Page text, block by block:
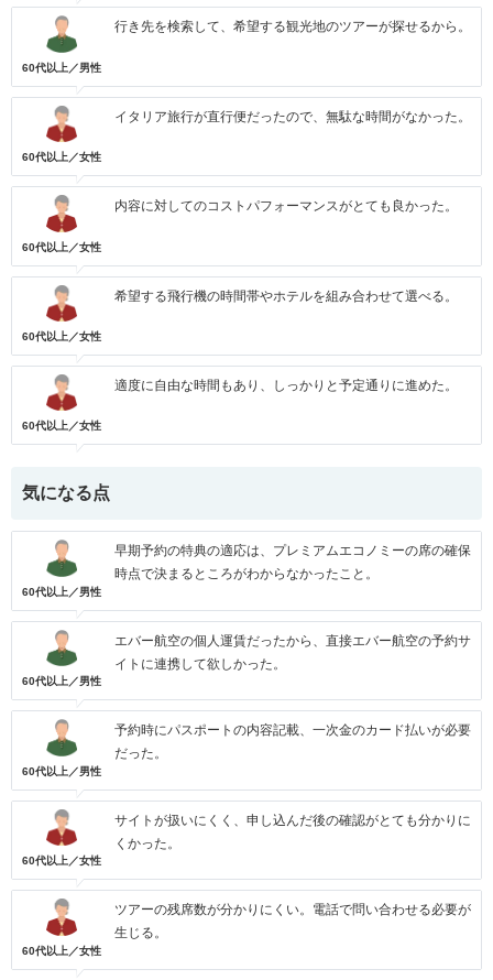
60代以上／男性
行き先を検索して、希望する観光地のツアーが探せるから。
60代以上／女性
イタリア旅行が直行便だったので、無駄な時間がなかった。
60代以上／女性
内容に対してのコストパフォーマンスがとても良かった。
60代以上／女性
希望する飛行機の時間帯やホテルを組み合わせて選べる。
60代以上／女性
適度に自由な時間もあり、しっかりと予定通りに進めた。
気になる点
60代以上／男性
早期予約の特典の適応は、プレミアムエコノミーの席の確保
時点で決まるところがわからなかったこと。
60代以上／男性
エバー航空の個人運賃だったから、直接エバー航空の予約サ
イトに連携して欲しかった。
60代以上／男性
予約時にパスポートの内容記載、一次金のカード払いが必要
だった。
60代以上／女性
サイトが扱いにくく、申し込んだ後の確認がとても分かりに
くかった。
60代以上／女性
ツアーの残席数が分かりにくい。電話で問い合わせる必要が
生じる。